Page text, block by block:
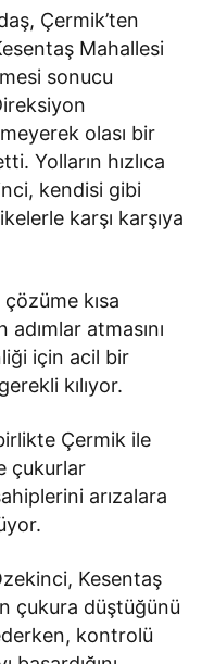
Çermik’ten
Mahallesi
sonucu
olası bir
Yolların hızlıca
kendisi gibi
karşı karşıya
kısa
atmasını
için acil bir
kılıyor.
Çermik ile
çukurlar
arızalara
Kesentaş
çukura düştüğünü
kontrolü